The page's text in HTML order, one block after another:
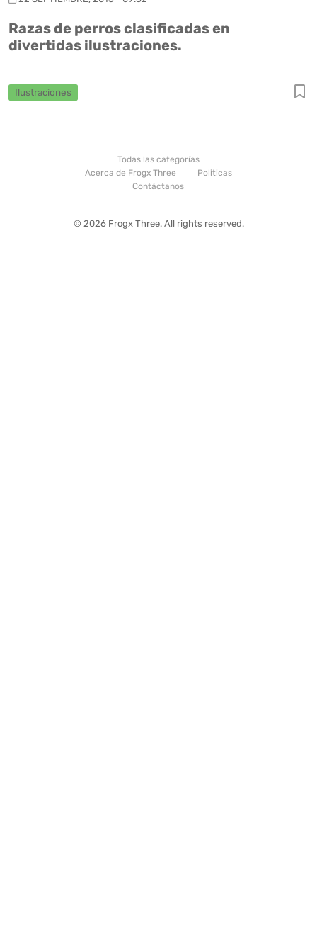
Razas de perros clasificadas en
divertidas ilustraciones.
Ilustraciones
Todas las categorías
Acerca de Frogx Three
Politicas
Contáctanos
© 2026 Frogx Three. All rights reserved.